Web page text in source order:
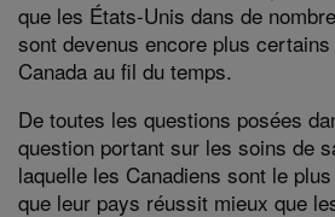
que les États-Unis dans de
sont devenus encore plus certains
Canada au fil du temps.
De toutes les questions posées
question portant sur les soins de
laquelle les Canadiens sont le
que leur pays réussit mieux que